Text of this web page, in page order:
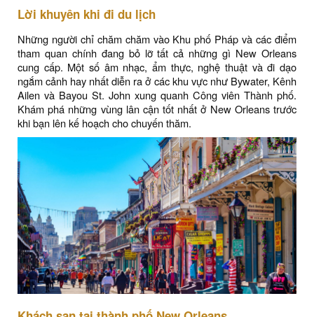
Lời khuyên khi đi du lịch
Những người chỉ chăm chăm vào Khu phố Pháp và các điểm
tham quan chính đang bỏ lỡ tất cả những gì New Orleans
cung cấp. Một số âm nhạc, ẩm thực, nghệ thuật và đi dạo
ngắm cảnh hay nhất diễn ra ở các khu vực như Bywater, Kênh
Ailen và Bayou St. John xung quanh Công viên Thành phố.
Khám phá những vùng lân cận tốt nhất ở New Orleans trước
khi bạn lên kế hoạch cho chuyến thăm.